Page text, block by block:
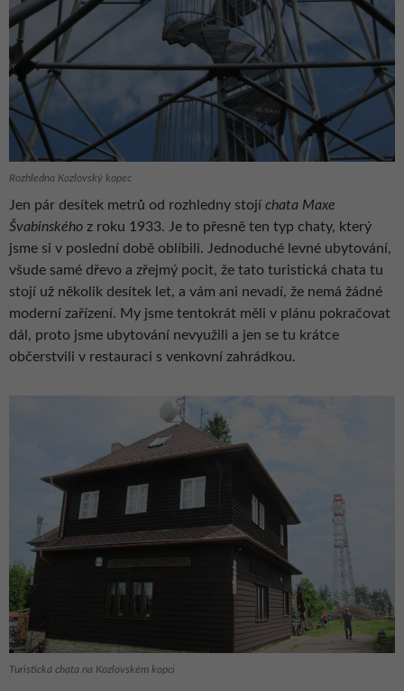
Rozhledna Kozlovský kopec
Jen pár desítek metrů od rozhledny stojí chata Maxe
Švabinského z roku 1933. Je to přesně ten typ chaty, který
jsme si v poslední době oblíbili. Jednoduché levné ubytování,
všude samé dřevo a zřejmý pocit, že tato turistická chata tu
stojí už několik desítek let, a vám ani nevadí, že nemá žádné
moderní zařízení. My jsme tentokrát měli v plánu pokračovat
dál, proto jsme ubytování nevyužili a jen se tu krátce
občerstvili v restauraci s venkovní zahrádkou.
Turistická chata na Kozlovském kopci